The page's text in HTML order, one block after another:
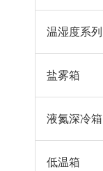
温湿度系列
盐雾箱
液氮深冷箱
低温箱